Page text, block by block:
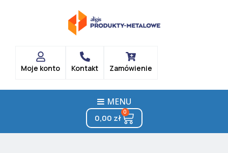
Moje konto Kontakt Zamówienie
MENU
0,00 zł
0
Cart